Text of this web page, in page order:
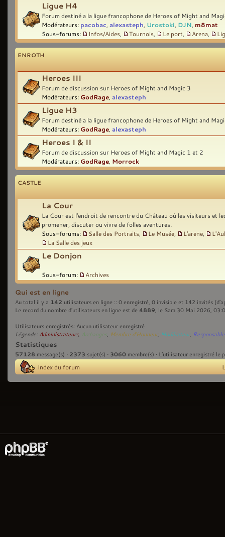
Ligue H4
Forum destiné a la ligue francophone de Heroes of Might and
Modérateurs: pacobac alexasteph Urostoki DJN m8mat
Sous-forums:
Infos/Aides Tournois Le port Arena
ENROTH
Heroes III
Forum de discussion sur Heroes of Might and Magic 3
Modérateurs: GodRage alexasteph
Ligue H3
Forum destiné a la ligue francophone de Heroes of Might and
Modérateurs: GodRage alexasteph
Heroes I & II
Forum de discussion sur Heroes of Might and Magic 1 et 2
Modérateurs: GodRage Morrock
CASTLE
La Cour
La Cour est l'endroit de rencontre du Château où les visiteurs et
promener, discuter ou vivre de folles aventures.
Sous-forums:
Salle des Portraits Le Musée L'arene
La Salle des jeux
Le Donjon
Sous-forum: Archives
Qui est en ligne
Au total il y a 142 utilisateurs en ligne :: 0 enregistré, 0 invisible et 142 invités
Le record du nombre d’utilisateurs en ligne est de 4889 , le Sam 30 Mai 2026,
Utilisateurs enregistrés: Aucun utilisateur enregistré
Légende: Administrateurs, Archanges Membre d'Honneur, Modérateur,
Statistiques
57128 message(s) • 2373 sujet(s) • 3060 membre(s) • L’utilisateur enregistré le
Index du forum